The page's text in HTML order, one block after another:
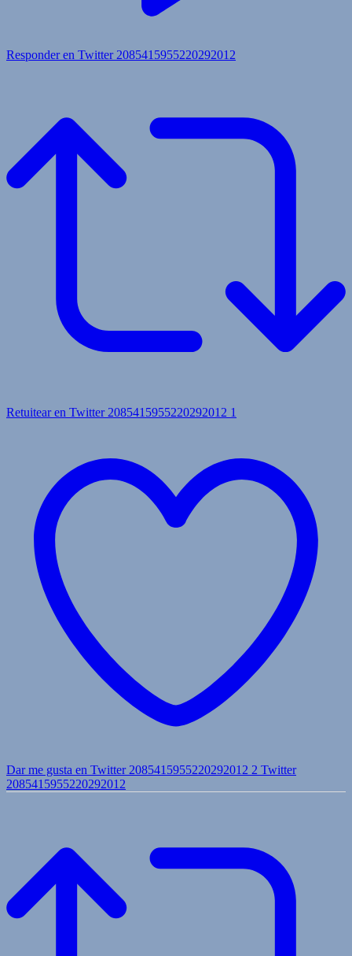
Responder en Twitter 2085415955220292012
Retuitear en Twitter 2085415955220292012 1
Dar me gusta en Twitter 2085415955220292012 2 Twitter
2085415955220292012